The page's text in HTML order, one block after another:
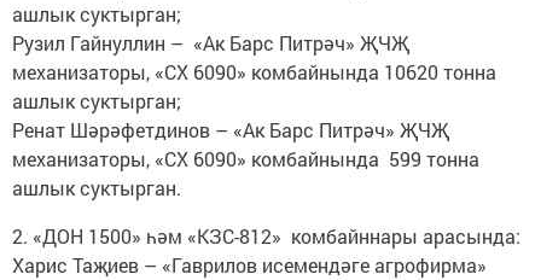
ашлык суктырган;
Рузил Гайнуллин – «Ак Барс Питрәч» ҖЧҖ
механизаторы, «СХ 6090» комбайнында 10620 тонна
ашлык суктырган;
Ренат Шәрәфетдинов – «Ак Барс Питрәч» ҖЧҖ
механизаторы, «СХ 6090» комбайнында 599 тонна
ашлык суктырган.
2. «ДОН 1500» һәм «КЗС-812» комбайннары арасында:
Харис Таҗиев – «Гаврилов исемендәге агрофирма»